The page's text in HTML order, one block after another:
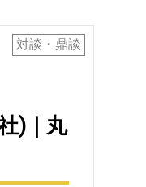
対談・鼎談
)｜丸